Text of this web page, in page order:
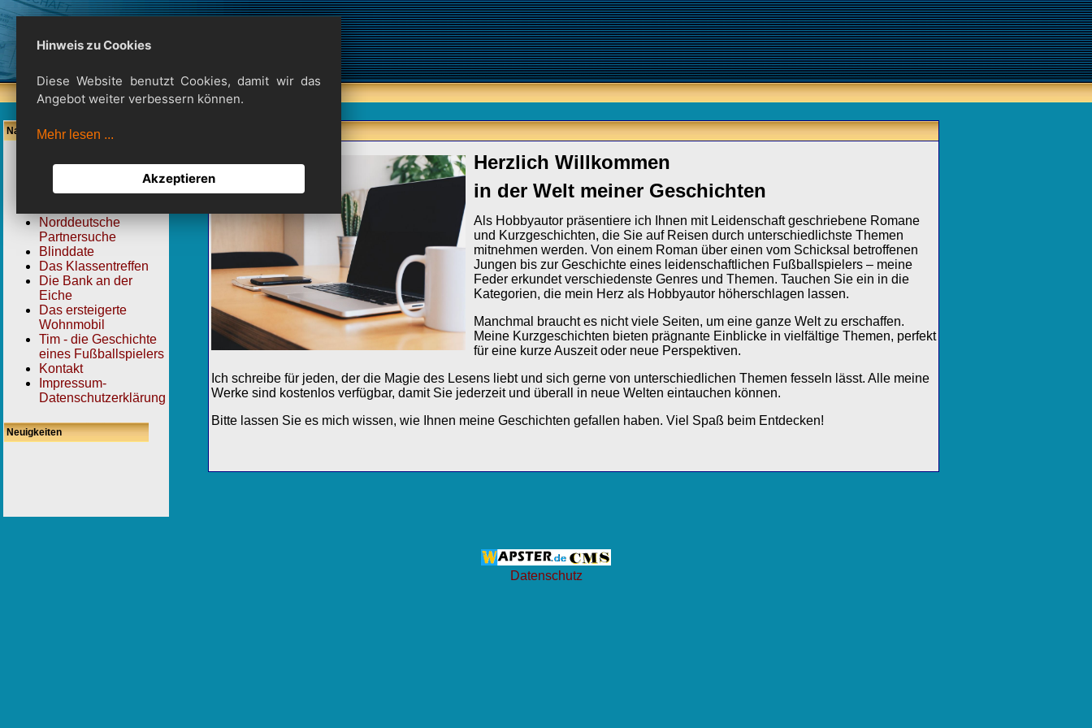
Navigation
Home
Autorenvorstellung
Wenn der Weg
Norddeutsche
Partnersuche
Blinddate
Das Klassentreffen
Die Bank an der
Eiche
Das ersteigerte
Wohnmobil
Tim - die Geschichte
eines Fußballspielers
Kontakt
Impressum-
Datenschutzerklärung
Neuigkeiten
Herzlich Willkommen
in der Welt meiner Geschichten
Als Hobbyautor präsentiere ich Ihnen mit Leidenschaft geschriebene Romane
und Kurzgeschichten, die Sie auf Reisen durch unterschiedlichste Themen
mitnehmen werden. Von einem Roman über einen vom Schicksal betroffenen
Jungen bis zur Geschichte eines leidenschaftlichen Fußballspielers – meine
Feder erkundet verschiedenste Genres und Themen. Tauchen Sie ein in die
Kategorien, die mein Herz als Hobbyautor höherschlagen lassen.
Manchmal braucht es nicht viele Seiten, um eine ganze Welt zu erschaffen.
Meine Kurzgeschichten bieten prägnante Einblicke in vielfältige Themen, perfekt
für eine kurze Auszeit oder neue Perspektiven.
Ich schreibe für jeden, der die Magie des Lesens liebt und sich gerne von unterschiedlichen Themen fesseln lässt. Alle meine
Werke sind kostenlos verfügbar, damit Sie jederzeit und überall in neue Welten eintauchen können.
Bitte lassen Sie es mich wissen, wie Ihnen meine Geschichten gefallen haben. Viel Spaß beim Entdecken!
Datenschutz
Hinweis zu Cookies
Diese Website benutzt Cookies, damit wir das
Angebot weiter verbessern können.
Mehr lesen ...
Akzeptieren